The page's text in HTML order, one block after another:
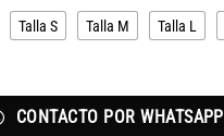
Talla S Talla M Talla L
CONTACTO POR WHATSAPP